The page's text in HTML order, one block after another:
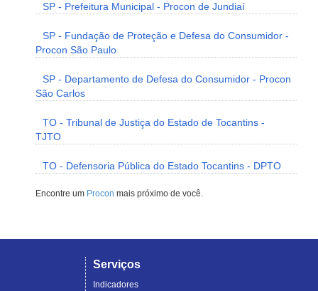
SP - Prefeitura Municipal - Procon de Jundiaí
SP - Fundação de Proteção e Defesa do Consumidor -
Procon São Paulo
SP - Departamento de Defesa do Consumidor - Procon
São Carlos
TO - Tribunal de Justiça do Estado de Tocantins -
TJTO
TO - Defensoria Pública do Estado Tocantins - DPTO
Encontre um Procon mais próximo de você.
Serviços
Indicadores